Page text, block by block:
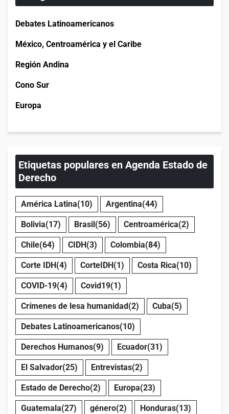
Debates Latinoamericanos
México, Centroamérica y el Caribe
Región Andina
Cono Sur
Europa
Etiquetas populares en Agenda Estado de
Derecho
América Latina(10) Argentina(44)
Bolivia(17) Brasil(56) Centroamérica(2)
Chile(64) CIDH(3) Colombia(84)
Corte IDH(4) CorteIDH(1) Costa Rica(10)
COVID-19(4) Covid19(1)
Crímenes de lesa humanidad(2) Cuba(5)
Debates Latinoamericanos(10)
Derechos Humanos(9) Ecuador(31)
El Salvador(25) Entrevistas(2)
Estado de Derecho(2) Europa(23)
Guatemala(27) género(2) Honduras(13)